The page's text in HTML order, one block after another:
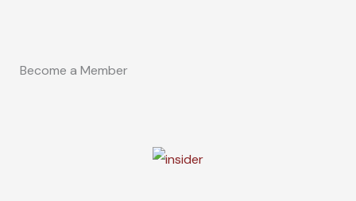
Become a Member